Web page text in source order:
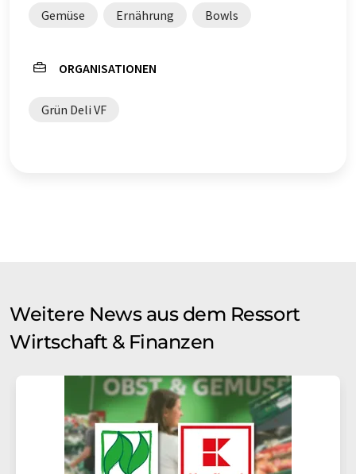
Gemüse Ernährung Bowls
ORGANISATIONEN
Grün Deli VF
Weitere News aus dem Ressort
Wirtschaft & Finanzen